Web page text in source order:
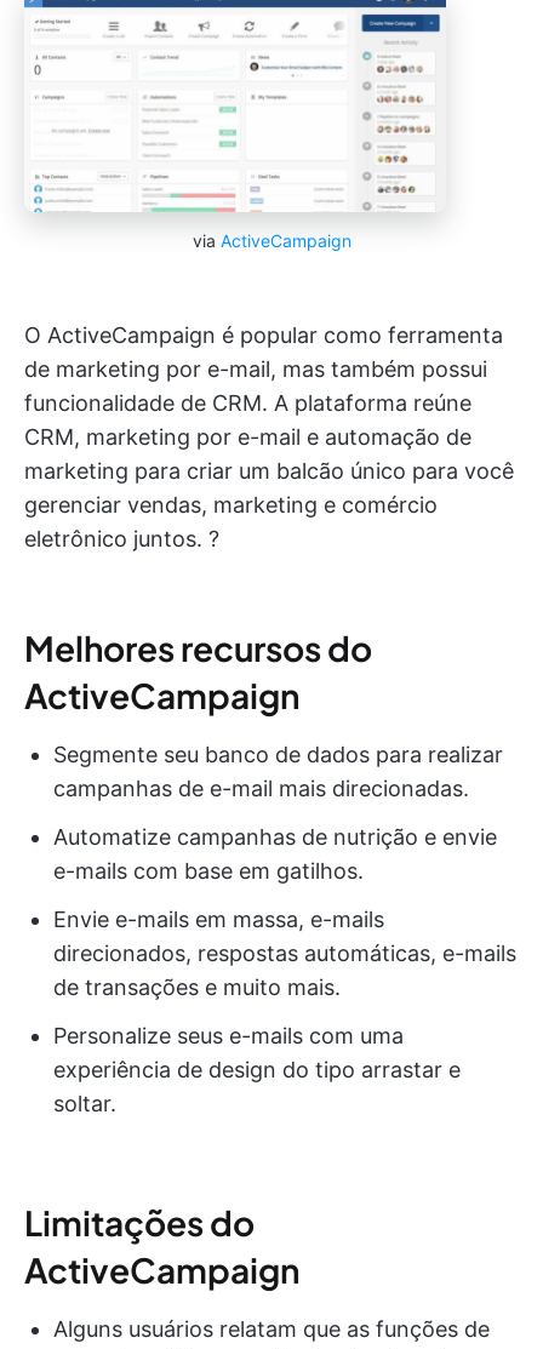
via ActiveCampaign
O ActiveCampaign é popular como ferramenta
de marketing por e-mail, mas também possui
funcionalidade de CRM. A plataforma reúne
CRM, marketing por e-mail e automação de
marketing para criar um balcão único para você
gerenciar vendas, marketing e comércio
eletrônico juntos. ?
Melhores recursos do
ActiveCampaign
Segmente seu banco de dados para realizar
campanhas de e-mail mais direcionadas.
Automatize campanhas de nutrição e envie
e-mails com base em gatilhos.
Envie e-mails em massa, e-mails
direcionados, respostas automáticas, e-mails
de transações e muito mais.
Personalize seus e-mails com uma
experiência de design do tipo arrastar e
soltar.
Limitações do
ActiveCampaign
Alguns usuários relatam que as funções de